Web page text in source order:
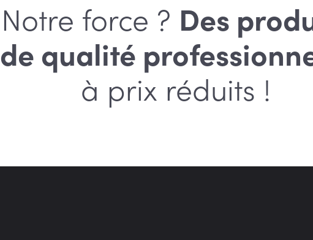
Notre force ? Des
de qualité
à prix réduits !